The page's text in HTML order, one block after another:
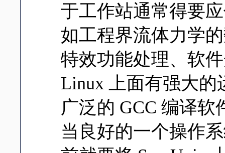
于工作站通常得要
如工程界流体力学
特效功能处理、软
Linux 上面有强大的
广泛的 GCC 编译
当良好的一个操作